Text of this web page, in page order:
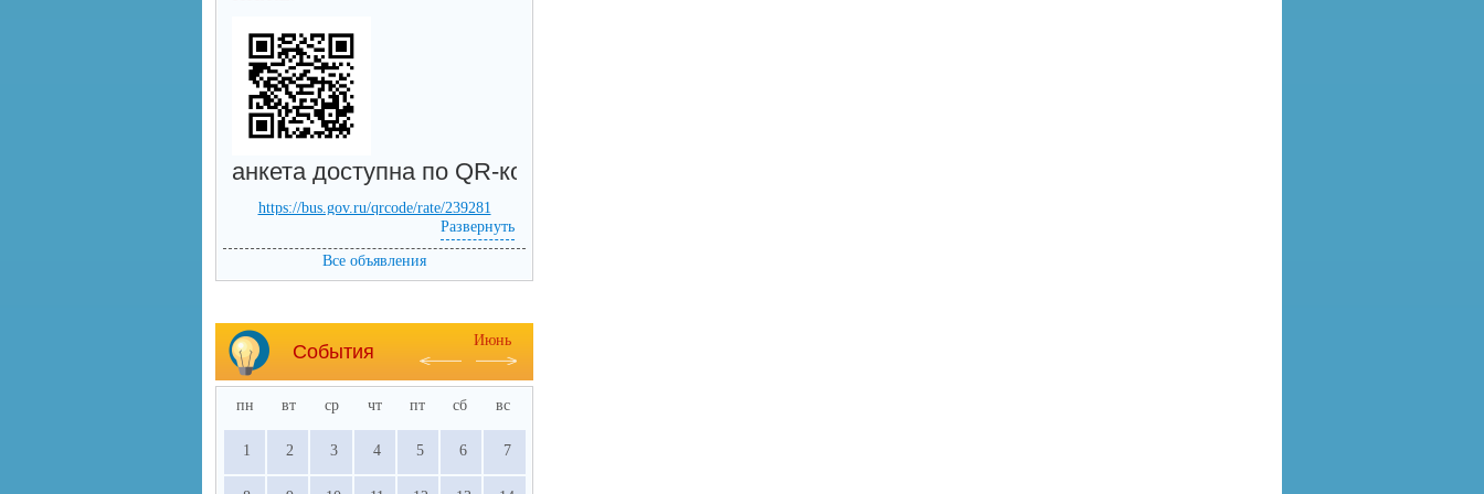
анкета доступна по QR-коду, а так же по прямой ссылке:
https://bus.gov.ru/qrcode/rate/239281
Развернуть
Все объявления
События
Июнь
пн вт ср чт пт сб вс
1 2 3 4 5 6 7